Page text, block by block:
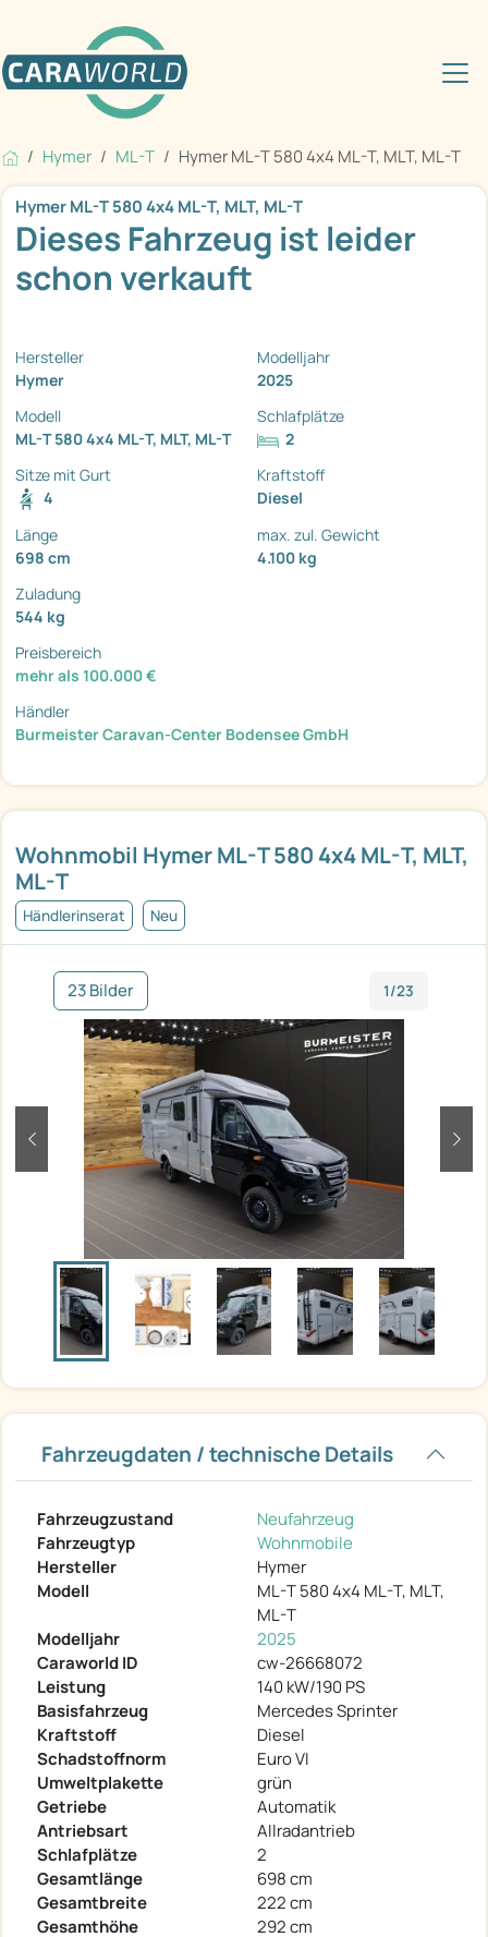
Hymer ML-T Hymer ML-T 580 4x4 ML-T, MLT, ML-T
Wohnmobil Hymer ML-T 580 4x4 ML-T, MLT,
ML-T
Händlerinserat Neu
23 Bilder 1/23
zurück
Fahrzeugdaten / technische Details
Fahrzeugzustand
Neufahrzeug
Fahrzeugtyp
Wohnmobile
Hersteller
Hymer
Modell
ML-T 580 4x4 ML-T, MLT,
ML-T
Modelljahr
2025
Caraworld ID
cw-26668072
Leistung
140 kW/190 PS
Basisfahrzeug
Mercedes Sprinter
Kraftstoff
Diesel
Schadstoffnorm
Euro VI
Umweltplakette
grün
Getriebe
Automatik
Antriebsart
Allradantrieb
Schlafplätze
2
Gesamtlänge
698 cm
Gesamtbreite
222 cm
Gesamthöhe
292 cm
Hymer ML-T 580 4x4 ML-T, MLT, ML-T
Dieses Fahrzeug ist leider
schon verkauft
Hersteller
Hymer
Modelljahr
2025
Modell
ML-T 580 4x4 ML-T, MLT, ML-T
Schlafplätze
2
Sitze mit Gurt
4
Kraftstoff
Diesel
Länge
698 cm
max. zul. Gewicht
4.100 kg
Zuladung
544 kg
Preisbereich
mehr als 100.000 €
Händler
Burmeister Caravan-Center Bodensee GmbH